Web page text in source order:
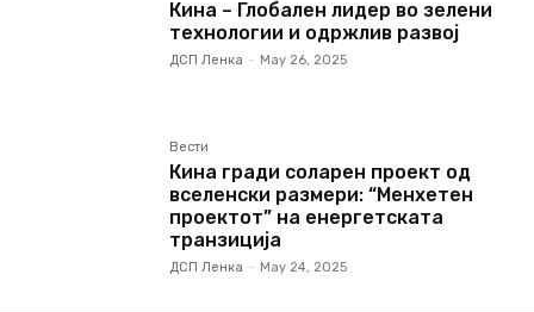
Кина – Глобален лидер во зелени
технологии и одржлив развој
ДСП Ленка - May 26, 2025
Вести
Кина гради соларен проект од
вселенски размери: “Менхетен
проектот” на енергетската
транзиција
ДСП Ленка - May 24, 2025